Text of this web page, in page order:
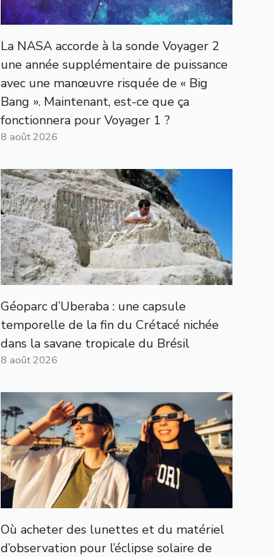
La NASA accorde à la sonde Voyager 2
une année supplémentaire de puissance
avec une manœuvre risquée de « Big
Bang ». Maintenant, est-ce que ça
fonctionnera pour Voyager 1 ?
8 août 2026
Géoparc d’Uberaba : une capsule
temporelle de la fin du Crétacé nichée
dans la savane tropicale du Brésil
8 août 2026
Où acheter des lunettes et du matériel
d’observation pour l’éclipse solaire de